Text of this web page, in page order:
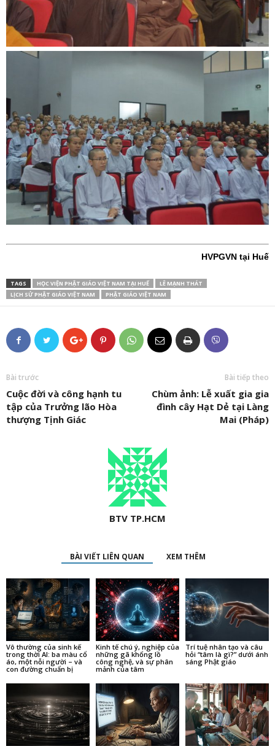
HVPGVN tại Huế
TAGS HỌC VIỆN PHẬT GIÁO VIỆT NAM TẠI HUẾ
LÊ MẠNH THÁT
LỊCH SỬ PHẬT GIÁO VIỆT NAM
PHẬT GIÁO VIỆT NAM
Bài trước
Cuộc đời và công hạnh tu
tập của Trưởng lão Hòa
thượng Tịnh Giác
Bài tiếp theo
Chùm ảnh: Lễ xuất gia gia
đình cây Hạt Dẻ tại Làng
Mai (Pháp)
BTV TP.HCM
BÀI VIẾT LIÊN QUAN XEM THÊM
Vô thường của sinh kế
trong thời AI: ba màu cổ
áo, một nỗi người – và
con đường chuẩn bị
Kinh tế chú ý, nghiệp của
những gã khổng lồ
công nghệ, và sự phân
mảnh của tâm
Trí tuệ nhân tạo và câu
hỏi “tâm là gì?” dưới ánh
sáng Phật giáo